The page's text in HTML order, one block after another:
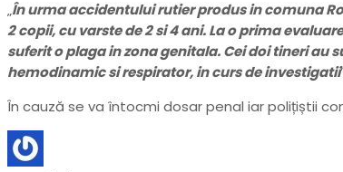
„În urma accidentului rutier produs in comuna
2 copii, cu varste de 2 si 4 ani. La o prima
suferit o plaga in zona genitala. Cei doi tineri
hemodinamic si respirator, in curs de investigatii
În cauză se va întocmi dosar penal iar polițiștii